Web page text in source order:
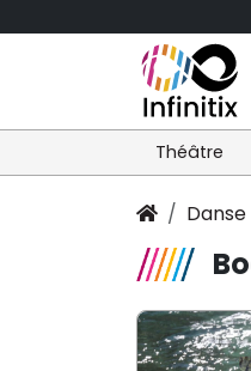
Théâtre
Danse